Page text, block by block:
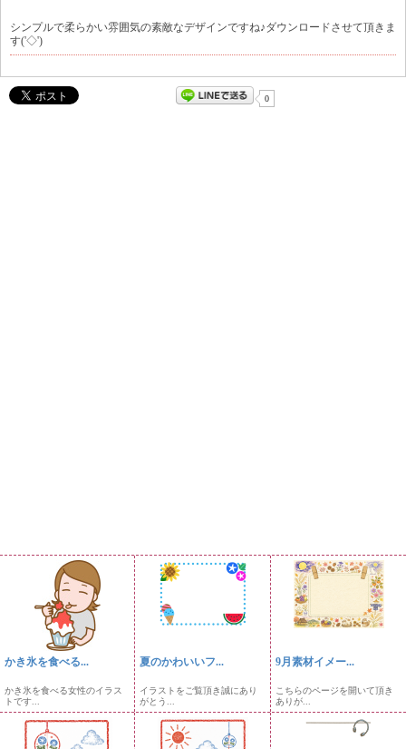
シンプルで柔らかい雰囲気の素敵なデザインですね♪ダウンロードさせて頂きま
す('◇')ゞ
0
かき氷を食べる...
かき氷を食べる女性のイラス
トです...
夏のかわいいフ...
イラストをご覧頂き誠にあり
がとう...
9月素材イメー...
こちらのページを開いて頂き
ありが...